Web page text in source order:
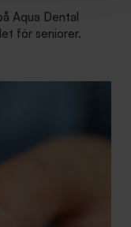
Aqua Dental
för seniorer.